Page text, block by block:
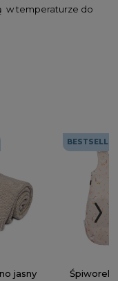
w temperaturze do
jasny
BESTSELLER
Śpiworek